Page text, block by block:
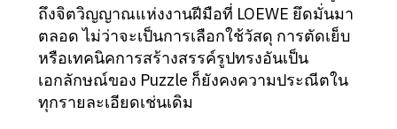
ถึงจิตวิญญาณแห่งงานฝีมือที่ LOEWE ยึดมั่นมา
ตลอด ไม่ว่าจะเป็นการเลือกใช้วัสดุ การตัดเย็บ
หรือเทคนิคการสร้างสรรค์รูปทรงอันเป็น
เอกลักษณ์ของ Puzzle ก็ยังคงความประณีตใน
ทุกรายละเอียดเช่นเดิม